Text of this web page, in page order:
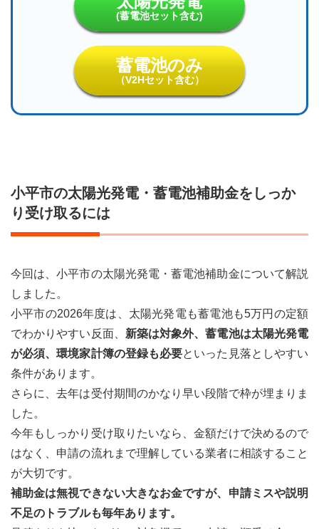
(蓄電池セット含む)
蓄電池のみ
（V2Hセット含む）
小平市の太陽光発電・蓄電池補助金をしっか
り受け取るには
今回は、小平市の太陽光発電・蓄電池補助金について解説
しました。
小平市の2026年度は、太陽光発電も蓄電池も5万円の定額
でわかりやすい反面、 新築は対象外、蓄電池は太陽光発電
が必須、環境家計簿の登録も必要といった見落としやすい
条件があります。
さらに、去年は受付期間のかなり早い段階で枠が埋まりま
した。
今年もしっかり受け取りたいなら、金額だけで決めるので
はなく、申請の流れまで理解している業者に相談すること
が大切です。
補助金は無視できない大きなお金ですが、申請ミスや説明
不足のトラブルも毎年あります。